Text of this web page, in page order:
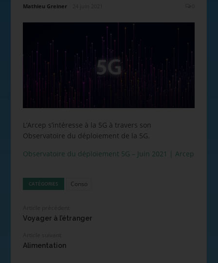
Mathieu Greiner
L’Arcep s’intéresse à la 5G à travers son
Observatoire du déploiement de la 5G.
Observatoire du déploiement 5G – Juin 2021 | Arcep
CATÉGORIES Conso
Voyager à l’étranger
Alimentation